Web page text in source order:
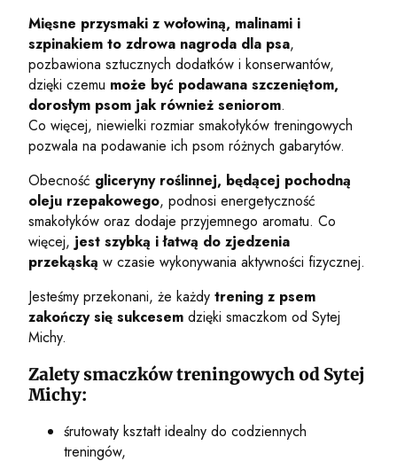
Mięsne przysmaki z wołowiną, malinami i
szpinakiem to zdrowa nagroda dla psa,
pozbawiona sztucznych dodatków i konserwantów,
dzięki czemu może być podawana szczeniętom,
dorosłym psom jak również seniorom.
Co więcej, niewielki rozmiar smakołyków treningowych
pozwala na podawanie ich psom różnych gabarytów.
Obecność gliceryny roślinnej, będącej pochodną
oleju rzepakowego, podnosi energetyczność
smakołyków oraz dodaje przyjemnego aromatu. Co
więcej, jest szybką i łatwą do zjedzenia
przekąską w czasie wykonywania aktywności fizycznej.
Jesteśmy przekonani, że każdy trening z psem
zakończy się sukcesem dzięki smaczkom od Sytej
Michy.
Zalety smaczków treningowych od Sytej
Michy:
śrutowaty kształt idealny do codziennych
treningów,